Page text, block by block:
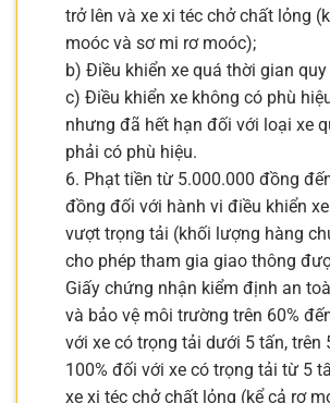
trở lên và xe xi téc chở chất lỏng
moóc và sơ mi rơ moóc);
b) Điều khiển xe quá thời gian
c) Điều khiển xe không có phù
nhưng đã hết hạn đối với loại xe
phải có phù hiệu.
6. Phạt tiền từ 5.000.000 đồng
đồng đối với hành vi điều khiển
vượt trọng tải (khối lượng hàng
cho phép tham gia giao thông
Giấy chứng nhận kiểm định an
và bảo vệ môi trường trên 60%
với xe có trọng tải dưới 5 tấn, trên
100% đối với xe có trọng tải từ 5
xe xi téc chở chất lỏng (kể cả rơ